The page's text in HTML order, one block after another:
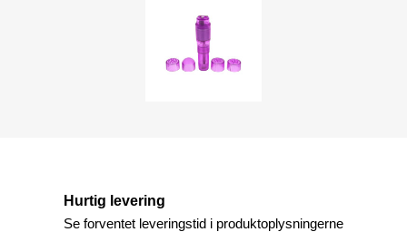
Hurtig levering
Se forventet leveringstid i produktoplysningerne